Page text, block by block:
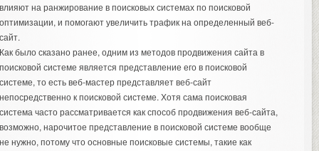
на ранжирование в поисковых системах по поисковой
и помогают увеличить трафик на определенный веб-
было сказано ранее, одним из методов продвижения сайта в
системе является представление его в поисковой
то есть веб-мастер представляет веб-сайт
к поисковой системе. Хотя сама поисковая
часто рассматривается как способ продвижения веб-сайта,
нарочитое представление в поисковой системе вообще
нужно, потому что основные поисковые системы, такие как